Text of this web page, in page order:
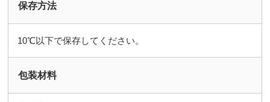
保存方法
10℃以下で保存してください。
包装材料